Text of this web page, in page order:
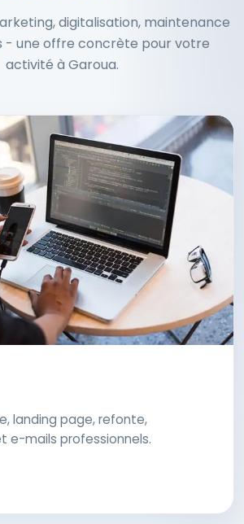
digitalisation, maintenance
- une offre concrète pour votre
activité à Garoua.
landing page, refonte,
e-mails professionnels.